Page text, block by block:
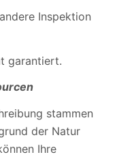
Inspektion
garantiert.
stammen
der Natur
Ihre